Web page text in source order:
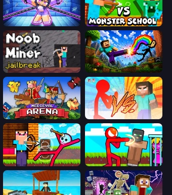
Mini Mine Herobrine vs Monster School
Noob Miner: Escape From Prison Noob: Wall Crusher
Medieval Arena Red Stickman vs Monster School
Noob Archer vs Stickman Zombie Stickman vs Villager: Save the Girl